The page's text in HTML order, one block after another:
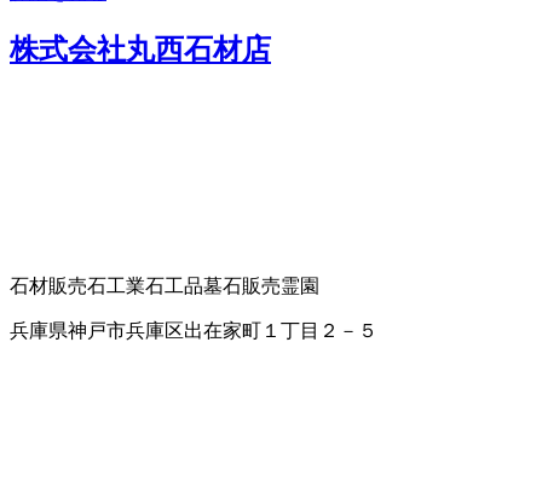
株式会社丸西石材店
石材販売石工業石工品墓石販売霊園
兵庫県神戸市兵庫区出在家町１丁目２－５